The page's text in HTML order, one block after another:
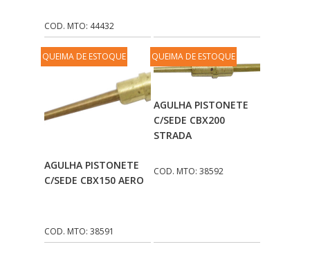
COD. MTO: 44432
Adicionar Ao
Carrinho
QUEIMA DE ESTOQUE
AGULHA PISTONETE
C/SEDE CBX150 AERO
COD. MTO: 38591
Adicionar Ao
Carrinho
QUEIMA DE ESTOQUE
AGULHA PISTONETE
C/SEDE CBX200
STRADA
COD. MTO: 38592